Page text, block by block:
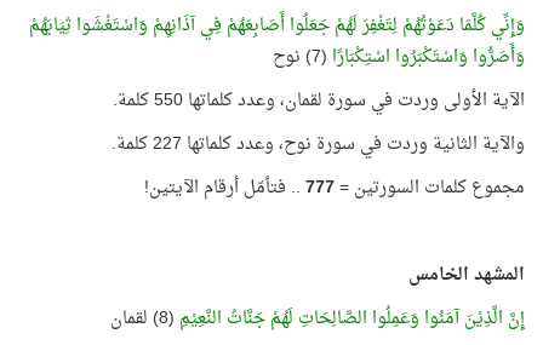
وَإِنِّي كُلَّمَا دَعَوْتُهُمْ لِتَغْفِرَ لَهُمْ جَعَلُوا أَصَابِعَهُمْ فِي آذَانِهِمْ وَاسْتَغْشَوا ثِيَابَهُمْ
وَأَصَرُّوا وَاسْتَكْبَرُوا اسْتِكْبَارًا (7) نوح
الآية الأولى وردت في سورة لقمان، وعدد كلماتها 550 كلمة.
والآية الثانية وردت في سورة نوح، وعدد كلماتها 227 كلمة.
مجموع كلمات السورتين =777.. فتأمّل أرقام الآيتين!
المشهد الخامس
إِنَّ الَّذِيْنَ آمَنُوا وَعَمِلُوا الصَّالِحَاتِ لَهُمْ جَنَّاتُ النَّعِيْمِ (8) لقمان